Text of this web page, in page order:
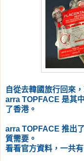
自從去韓國旅行回來
arra TOPFACE 是其
了香港。
arra TOPFACE 推出
質需要。
看看官方資料，一共